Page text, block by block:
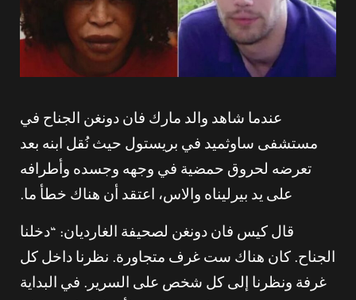
عندما شاهد والد مارك فان دونغن الجناح في
مستشفى ساوثميد في بريستول حيث نُقل ابنه بعد
تعرضه لحروق حمضية في وجهه وجسده وأطرافه
على يد بيرليناه والاس، اعتقد أن هناك خطأ ما.
قال كيس فان دونغن لصحيفة الغارديان: “دخلنا
الجناح. كان هناك ست غرف متجاورة. نظرنا داخل كل
غرفة ونظرنا إلى كل شخص على السرير. في البداية